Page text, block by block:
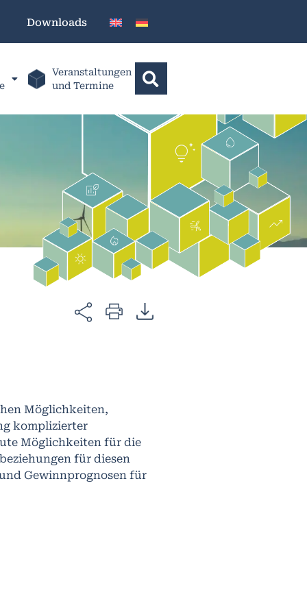
Downloads
Veranstaltungen
und Termine
Möglichkeiten,
komplizierter
Möglichkeiten für die
für diesen
Gewinnprognosen für